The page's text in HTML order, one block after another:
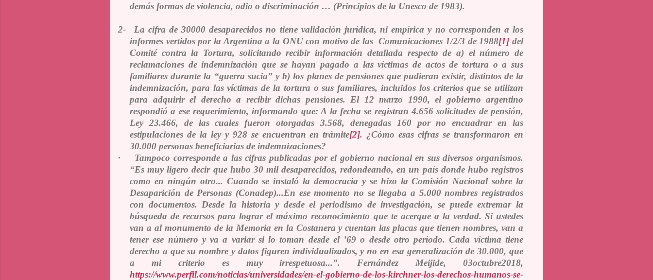
demás formas de violencia, odio o discriminación … (Principios de la Unesco de 1983).
2- La cifra de 30000 desaparecidos no tiene validación jurídica, ni empírica y no corresponden a los
informes vertidos por la Argentina a la ONU con motivo de las Comunicaciones 1/2/3 de 1988[1] del
Comité contra la Tortura, solicitando recibir información detallada respecto de a) el número de
reclamaciones de indemnización que se hayan pagado a las víctimas de actos de tortura o a sus
familiares durante la “guerra sucia” y b) los planes de pensiones que pudieran existir, distintos de la
indemnización, para las víctimas de la tortura o sus familiares, incluidos los criterios que se utilizan
para adquirir el derecho a recibir dichas pensiones. El 12 marzo 1990, el gobierno argentino
respondió a ese requerimiento, informando que: A la fecha se registran 4.656 solicitudes de pensión,
Ley 23.466, de las cuales fueron otorgadas 3.568, denegadas 160 por no encuadrar en las
estipulaciones de la ley y 928 se encuentran en trámite[2]. ¿Cómo esas cifras se transformaron en
30.000 personas beneficiarias de indemnizaciones?
·
Tampoco corresponde a las cifras publicadas por el gobierno nacional en sus diversos organismos.
“Es muy ligero decir que hubo 30 mil desaparecidos, redondeando, en un país donde hubo registros
como en ningún otro... Cuando se instaló la democracia y se hizo la Comisión Nacional sobre la
Desaparición de Personas (Conadep)...En ese momento no se llegaba a 5.000 nombres registrados
con documentos. Desde la historia y desde el periodismo de investigación, se puede extremar la
búsqueda de recursos para lograr el máximo reconocimiento que te acerque a la verdad. Si ustedes
van a al monumento de la Memoria en la Costanera y cuentan las placas que tienen nombres, van a
tener ese número y va a variar si lo toman desde el ’69 o desde otro período. Cada víctima tiene
derecho a que su nombre y datos figuren individualizados, y no en esa generalización de 30.000, que
a mi criterio es muy irrespetuosa...”.
Fernández Meijide, 03octubre2018,
https://www.perfil.com/noticias/universidades/en-el-gobierno-de-los-kirchner-los-derechos-humanos-se-